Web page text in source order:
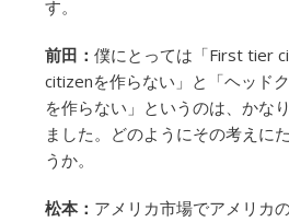
す。
前田： 僕にとっては「First tier
citizenを作らない」と「ヘッド
を作らない」というのは、かな
ました。どのようにその考えに
うか。
松本： アメリカ市場でアメリカ